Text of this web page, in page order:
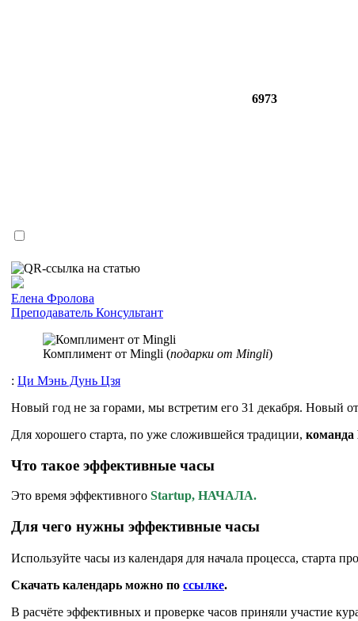
6973
Елена Фролова
Преподаватель Консультант
Комплимент от Mingli (подарки от Mingli)
: Ци Мэнь Дунь Цзя
Новый год не за горами, мы встретим его 31 декабря. Новый
Для хорошего старта, по уже сложившейся традиции, команда
Что такое эффективные часы
Это время эффективного Startup, НАЧАЛА.
Для чего нужны эффективные часы
Используйте часы из календаря для начала процесса, старта
Скачать календарь можно по ссылке.
В расчёте эффективных и проверке часов приняли участие